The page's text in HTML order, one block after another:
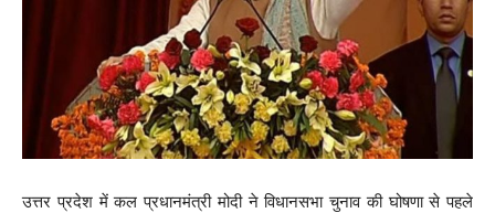
उत्तर प्रदेश में कल प्रधानमंत्री मोदी ने विधानसभा चुनाव की घोषणा से पहले